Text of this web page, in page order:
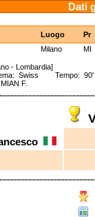
Dati
Luogo
Pr
Milano
MI
- Lombardia]
Swiss Tempo: 90'
F.